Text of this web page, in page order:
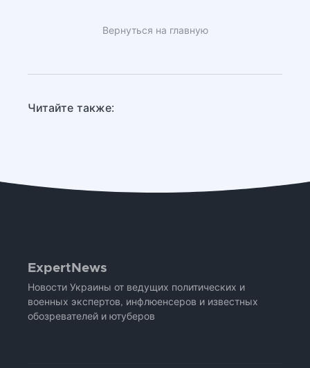
Вернуться на главную
Читайте также:
ExpertNews
Новости Украины от ведущих политических и
военных экспертов, инфлюенсеров и известных
обозревателей и ютуберов